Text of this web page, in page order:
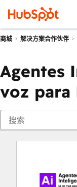
商城 解决方案合作伙伴
Agentes
voz